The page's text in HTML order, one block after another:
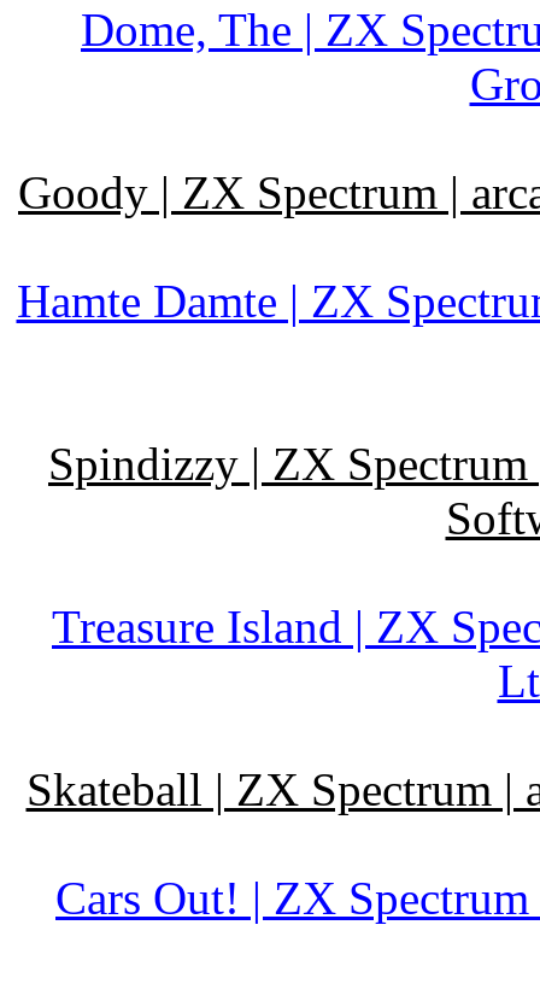
Dome, The | ZX
Goody | ZX Spectrum |
Hamte Damte | ZX
Spindizzy | ZX Spectrum
Treasure Island | ZX
Skateball | ZX Spectrum |
Cars Out! | ZX